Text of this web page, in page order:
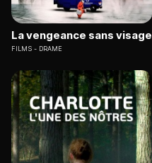
La vengeance sans visage
FILMS DRAME